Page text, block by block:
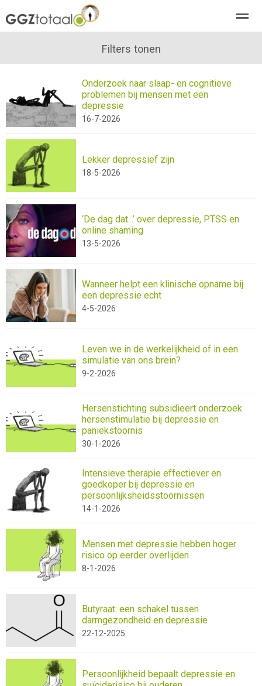
abonneren agenda
Home Nieuws Zoeken Pagina's
Filters tonen
Onderzoek naar slaap- en cognitieve
problemen bij mensen met een
depressie
16-7-2026
Lekker depressief zijn
18-5-2026
‘De dag dat...’ over depressie, PTSS en
online shaming
13-5-2026
Wanneer helpt een klinische opname bij
een depressie echt
4-5-2026
Leven we in de werkelijkheid of in een
simulatie van ons brein?
9-2-2026
Hersenstichting subsidieert onderzoek
hersenstimulatie bij depressie en
paniekstoornis
30-1-2026
Intensieve therapie effectiever en
goedkoper bij depressie en
persoonlijksheidsstoornissen
14-1-2026
Mensen met depressie hebben hoger
risico op eerder overlijden
8-1-2026
Butyraat: een schakel tussen
darmgezondheid en depressie
22-12-2025
Persoonlijkheid bepaalt depressie en